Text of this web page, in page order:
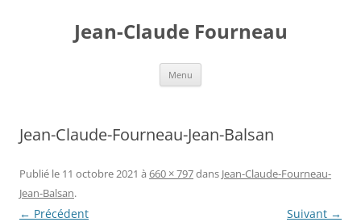
Jean-Claude Fourneau
Menu
Jean-Claude-Fourneau-Jean-Balsan
Publié le 11 octobre 2021 à 660 × 797dans Jean-Claude-Fourneau-
Jean-Balsan.
← Précédent Suivant →